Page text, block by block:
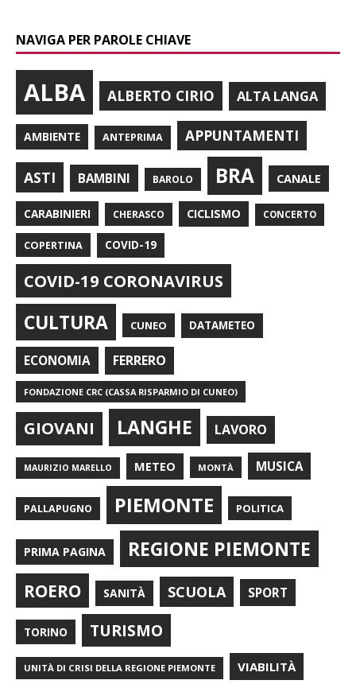
NAVIGA PER PAROLE CHIAVE
ALBA ALBERTO CIRIO ALTA LANGA
AMBIENTE ANTEPRIMA APPUNTAMENTI
ASTI BAMBINI BAROLO BRA CANALE
CARABINIERI CHERASCO CICLISMO CONCERTO
COPERTINA COVID-19
COVID-19 CORONAVIRUS
CULTURA CUNEO DATAMETEO
ECONOMIA FERRERO
FONDAZIONE CRC (CASSA RISPARMIO DI CUNEO)
GIOVANI LANGHE LAVORO
MAURIZIO MARELLO METEO MONTÀ MUSICA
PALLAPUGNO PIEMONTE POLITICA
PRIMA PAGINA REGIONE PIEMONTE
ROERO SANITÀ SCUOLA SPORT
TORINO TURISMO
UNITÀ DI CRISI DELLA REGIONE PIEMONTE VIABILITÀ